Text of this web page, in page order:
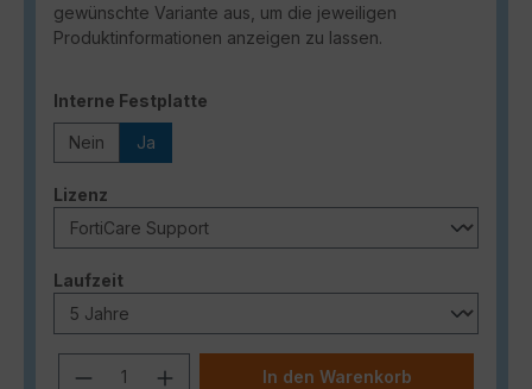
gewünschte Variante aus, um die jeweiligen
Produktinformationen anzeigen zu lassen.
Interne Festplatte
Nein Ja
Lizenz
Laufzeitauswählen
Produkt Anzahl: Gib den
In den Warenkorb